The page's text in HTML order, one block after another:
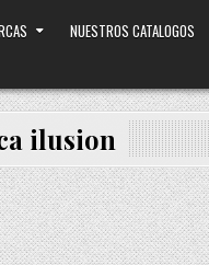
NUESTROS CATALOGOS
ilusion